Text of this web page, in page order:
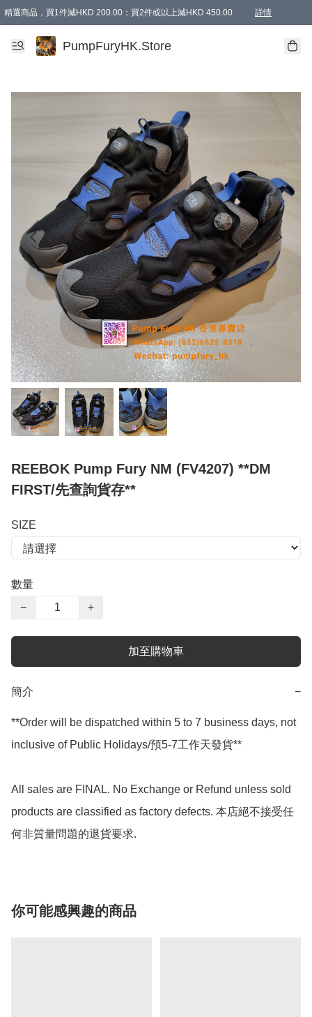
精選商品，買1件減HKD 200.00；買2件或以上減HKD 450.00 詳情
AAPE商品,會員專享9折或以上（按會員等級）AAPE products, members can
精選商品，任選買2件或以上減HKD 100.00
購物滿 HKD 800.00即享免運費優惠！（適用於 特定的送貨方式 )
PumpFuryHK.Store
REEBOK Pump Fury NM (FV4207) **DM
FIRST/先查詢貨存**
SIZE
數量
−
+
加至購物車
簡介 −
**Order will be dispatched within 5 to 7 business days, not
inclusive of Public Holidays/預5-7工作天發貨**
All sales are FINAL. No Exchange or Refund unless sold
products are classified as factory defects. 本店絕不接受任
何非質量問題的退貨要求.
你可能感興趣的商品